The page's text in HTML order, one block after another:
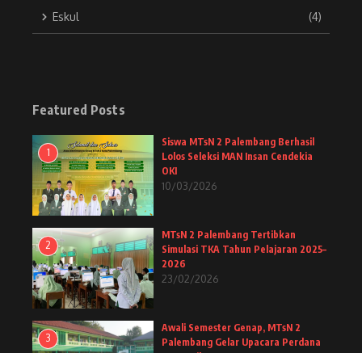
Eskul (4)
Featured Posts
1
Siswa MTsN 2 Palembang Berhasil
Lolos Seleksi MAN Insan Cendekia
OKI
10/03/2026
2
MTsN 2 Palembang Tertibkan
Simulasi TKA Tahun Pelajaran 2025–
2026
23/02/2026
3
Awali Semester Genap, MTsN 2
Palembang Gelar Upacara Perdana